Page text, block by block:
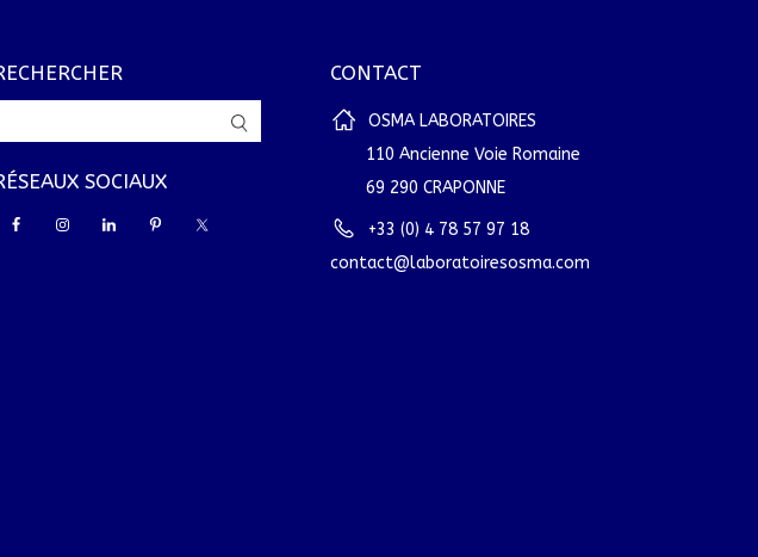
SOCIAUX
CONTACT
OSMA LABORATOIRES
110 Ancienne Voie Romaine
69 290 CRAPONNE
+33 (0) 4 78 57 97 18
contact@laboratoiresosma.com